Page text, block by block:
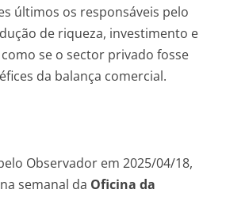
últimos os responsáveis pelo
de riqueza, investimento e
se o sector privado fosse
da balança comercial.
Observador em 2025/04/18,
semanal da Oficina da